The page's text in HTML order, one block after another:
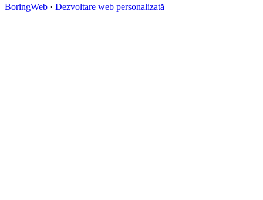
BoringWeb · Dezvoltare web personalizată